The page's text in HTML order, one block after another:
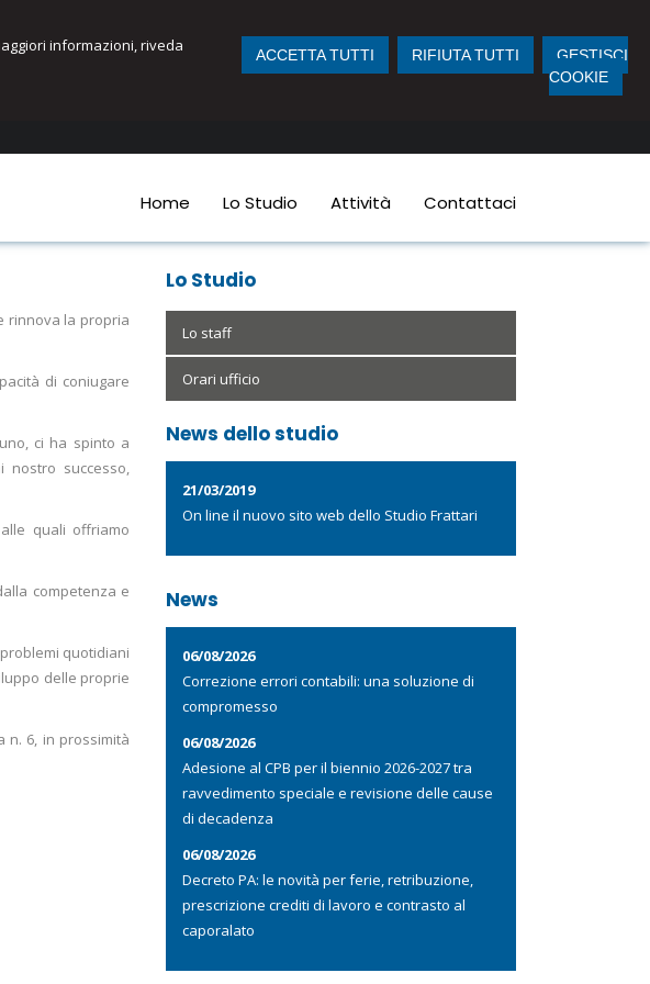
informazioni, riveda
ACCETTA TUTTI RIFIUTA TUTTI
GESTISCI
COOKIE
Home Lo Studio Attività Contattaci
rinnova la propria
di coniugare
ci ha spinto a
nostro successo,
quali offriamo
competenza e
quotidiani
delle proprie
n. 6, in prossimità
Lo Studio
Lo staff
Orari ufficio
News dello studio
21/03/2019
On line il nuovo sito web dello Studio Frattari
News
06/08/2026
Correzione errori contabili: una soluzione di
compromesso
06/08/2026
Adesione al CPB per il biennio 2026-2027 tra
ravvedimento speciale e revisione delle cause
di decadenza
06/08/2026
Decreto PA: le novità per ferie, retribuzione,
prescrizione crediti di lavoro e contrasto al
caporalato